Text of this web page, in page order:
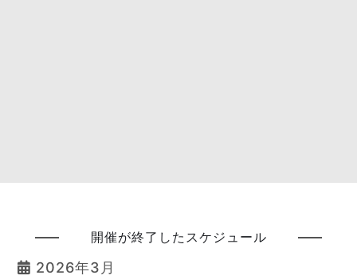
開催が終了したスケジュール
2026年3月